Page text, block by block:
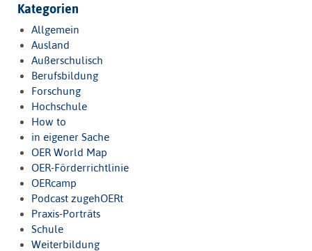
Kategorien
Allgemein
Ausland
Außerschulisch
Berufsbildung
Forschung
Hochschule
How to
in eigener Sache
OER World Map
OER-Förderrichtlinie
OERcamp
Podcast zugehOERt
Praxis-Porträts
Schule
Weiterbildung